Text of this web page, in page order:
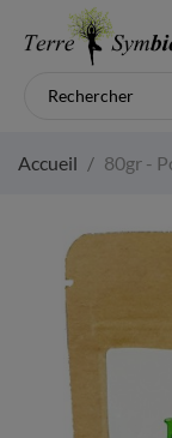
Accueil 80gr -